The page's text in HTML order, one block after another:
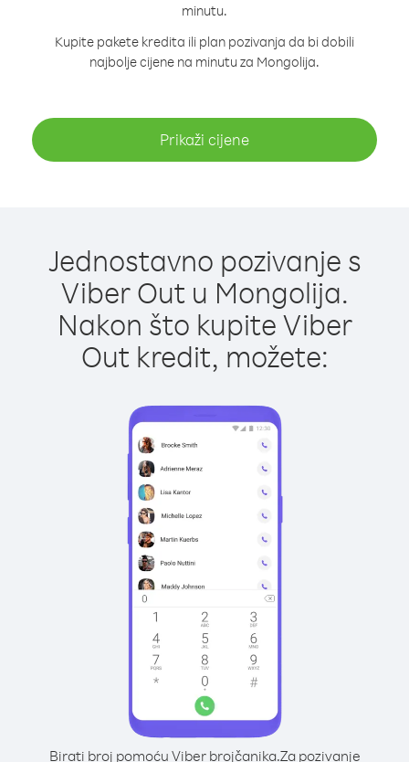
minutu.
Kupite pakete kredita ili plan pozivanja da bi dobili
najbolje cijene na minutu za Mongolija.
Prikaži cijene
Jednostavno pozivanje s
Viber Out u Mongolija.
Nakon što kupite Viber
Out kredit, možete:
Birati broj pomoću Viber brojčanika.Za pozivanje